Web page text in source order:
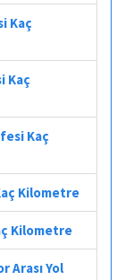
Kaç
Kaç
Kaç
Kilometre
Kilometre
Yol